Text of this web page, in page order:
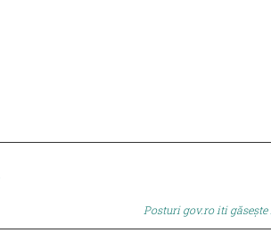
Posturi gov.ro iti